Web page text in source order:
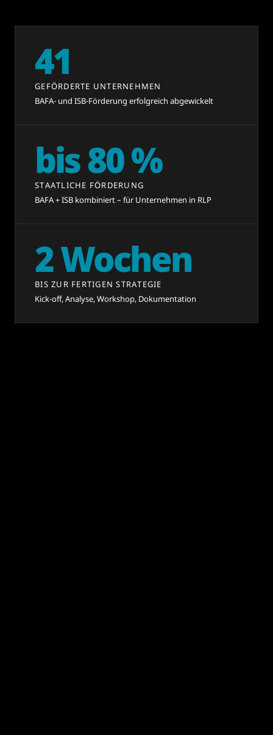
41
GEFÖRDERTE UNTERNEHMEN
BAFA- und ISB-Förderung erfolgreich abgewickelt
bis80%
STAATLICHE FÖRDERUNG
BAFA + ISB kombiniert – für Unternehmen in RLP
2Wochen
BIS ZUR FERTIGEN STRATEGIE
Kick-off, Analyse, Workshop, Dokumentation